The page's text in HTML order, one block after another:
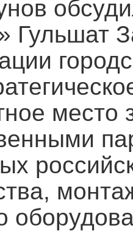
Гульшат
место